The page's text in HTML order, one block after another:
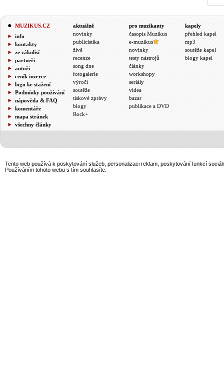
MUZIKUS.CZ
info
kontakty
ze zákulisí
partneři
autoři
ceník inzerce
logo ke stažení
Podmínky používání
nápověda & FAQ
komentáře
mapa stránek
všechny články
aktuálně
novinky
publicistika
živě
recenze
song dne
fotogalerie
výročí
soutěže
tiskové zprávy
blogy
Rock+
pro muzikanty
časopis Muzikus
e-muzikus
novinky
testy nástrojů
články
workshopy
seriály
videa
bazar
publikace a DVD
kapely
přehled kapel
mp3
soutěže kapel
blogy kapel
Tento web používá k poskytování služeb, personalizaci reklam, poskytování funkcí
Používáním tohoto webu s tím souhlasíte.